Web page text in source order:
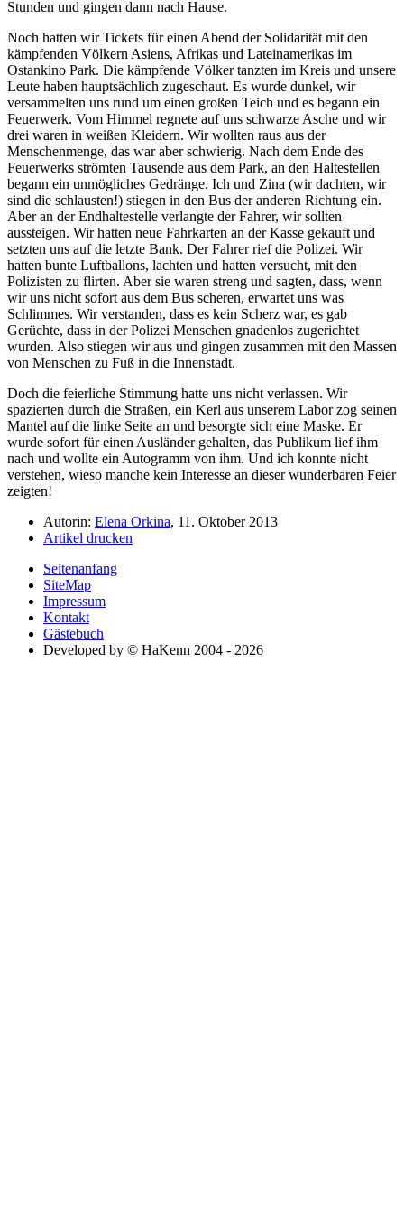
Stunden und gingen dann nach Hause.
Noch hatten wir Tickets für einen Abend der Solidarität mit den
kämpfenden Völkern Asiens, Afrikas und Lateinamerikas im
Ostankino Park. Die kämpfende Völker tanzten im Kreis und unsere
Leute haben hauptsächlich zugeschaut. Es wurde dunkel, wir
versammelten uns rund um einen großen Teich und es begann ein
Feuerwerk. Vom Himmel regnete auf uns schwarze Asche und wir
drei waren in weißen Kleidern. Wir wollten raus aus der
Menschenmenge, das war aber schwierig. Nach dem Ende des
Feuerwerks strömten Tausende aus dem Park, an den Haltestellen
begann ein unmögliches Gedränge. Ich und Zina (wir dachten, wir
sind die schlausten!) stiegen in den Bus der anderen Richtung ein.
Aber an der Endhaltestelle verlangte der Fahrer, wir sollten
aussteigen. Wir hatten neue Fahrkarten an der Kasse gekauft und
setzten uns auf die letzte Bank. Der Fahrer rief die Polizei. Wir
hatten bunte Luftballons, lachten und hatten versucht, mit den
Polizisten zu flirten. Aber sie waren streng und sagten, dass, wenn
wir uns nicht sofort aus dem Bus scheren, erwartet uns was
Schlimmes. Wir verstanden, dass es kein Scherz war, es gab
Gerüchte, dass in der Polizei Menschen gnadenlos zugerichtet
wurden. Also stiegen wir aus und gingen zusammen mit den Massen
von Menschen zu Fuß in die Innenstadt.
Doch die feierliche Stimmung hatte uns nicht verlassen. Wir
spazierten durch die Straßen, ein Kerl aus unserem Labor zog seinen
Mantel auf die linke Seite an und besorgte sich eine Maske. Er
wurde sofort für einen Ausländer gehalten, das Publikum lief ihm
nach und wollte ein Autogramm von ihm. Und ich konnte nicht
verstehen, wieso manche kein Interesse an dieser wunderbaren Feier
zeigten!
Autorin: Elena Orkina, 11. Oktober 2013
Artikel drucken
Seitenanfang
SiteMap
Impressum
Kontakt
Gästebuch
Developed by © HaKenn 2004 - 2026